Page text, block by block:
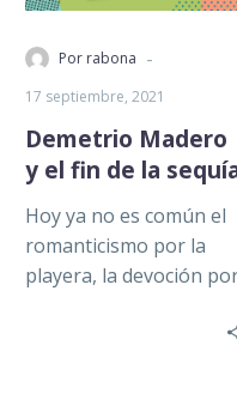
Por rabona -
17 septiembre, 2021
Demetrio Madero
y el fin de la
Hoy ya no es común el
romanticismo por la
playera, la devoción